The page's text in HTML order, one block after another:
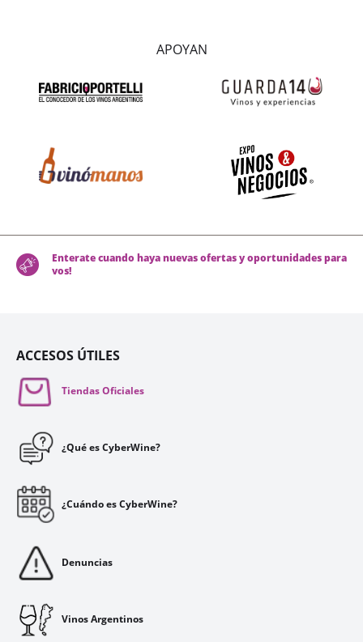
APOYAN
Enterate cuando haya nuevas ofertas y oportunidades para
vos!
ACCESOS ÚTILES
Tiendas Oficiales
¿Qué es CyberWine?
¿Cuándo es CyberWine?
Denuncias
Vinos Argentinos